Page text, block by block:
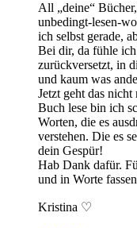
All „deine“
unbedingt-lesen-
ich selbst gerade,
Bei dir, da fühle
zurückversetzt, in
und kaum was
Jetzt geht das
Buch lese bin ich
Worten, die es
verstehen. Die es
dein Gespür!
Hab Dank dafür.
und in Worte
Kristina ♡